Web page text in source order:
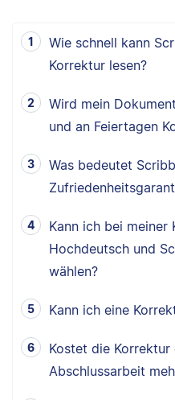
Wie schnell kann
Korrektur lesen?
Wird mein
und an Feiertagen
Was bedeutet
Kann ich bei meiner
Hochdeutsch und
wählen?
Kann ich eine
Kostet die Korrektur
Abschlussarbeit